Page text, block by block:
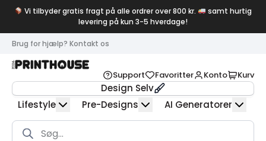
Vi tilbyder gratis fragt på alle ordrer over 800 kr.
samt hurtig
levering på kun 3-5 hverdage!
Brug for hjælp? Kontakt os
Support Favoritter Konto Kurv
Design Selv
Lifestyle
Pre-Designs AI Generatorer
Products
search